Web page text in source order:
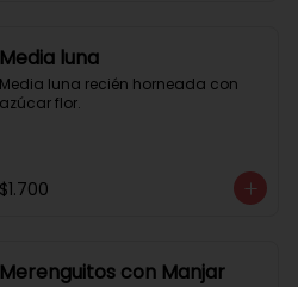
Media luna
Media luna recién horneada con
azúcar flor.
$1.700
Merenguitos con Manjar